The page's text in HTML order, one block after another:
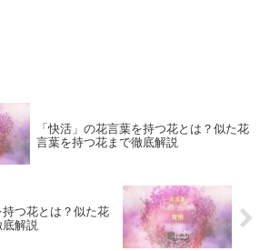
「快活」の花言葉を持つ花とは？似た花
言葉を持つ花まで徹底解説
持つ花とは？似た花
底解説